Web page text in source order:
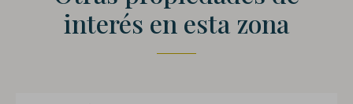
interés en esta zona